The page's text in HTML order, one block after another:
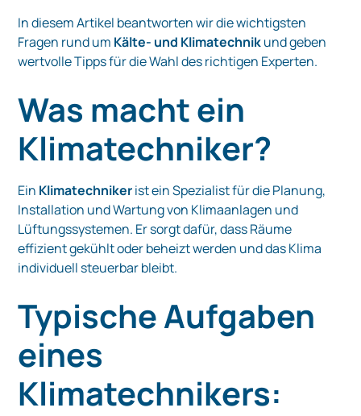
In diesem Artikel beantworten wir die wichtigsten
Fragen rund um Kälte- und Klimatechnikund geben
wertvolle Tipps für die Wahl des richtigen Experten.
Was macht ein
Klimatechniker?
Ein Klimatechnikerist ein Spezialist für die Planung,
Installation und Wartung von Klimaanlagen und
Lüftungssystemen. Er sorgt dafür, dass Räume
effizient gekühlt oder beheizt werden und das Klima
individuell steuerbar bleibt.
Typische Aufgaben
eines
Klimatechnikers: